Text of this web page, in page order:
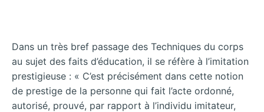
Dans un très bref passage des Techniques du corps
au sujet des faits d’éducation, il se réfère à l’imitation
prestigieuse : « C’est précisément dans cette notion
de prestige de la personne qui fait l’acte ordonné,
autorisé, prouvé, par rapport à l’individu imitateur,